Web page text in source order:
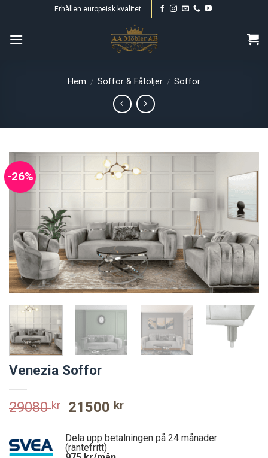
content
Erhållen europeisk kvalitet.
Hem / Soffor & Fåtöljer / Soffor
-26%
Venezia Soffor
29080kr
Original
was:
29080 kr.
21500 krCurrent
is:
Dela upp betalningen på 24 månader
(räntefritt)